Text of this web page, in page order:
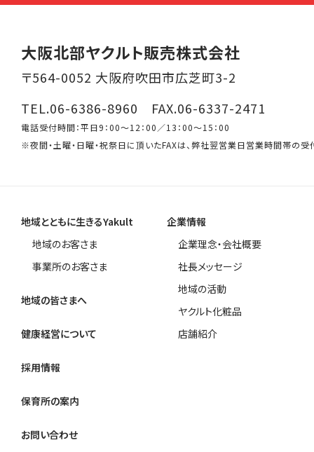
大阪北部ヤクルト販売株式会社
〒564-0052 大阪府吹田市広芝町3-2
TEL.06-6386-8960 FAX.06-6337-2471
電話受付時間：平日9：00～12：00／13：00～15：00
※夜間・土曜・日曜・祝祭日に頂いたFAXは、弊社翌営業日営業時間帯の受
地域とともに生きるYakult
地域のお客さま
事業所のお客さま
地域の皆さまへ
健康経営について
企業情報
企業理念・会社概要
社長メッセージ
地域の活動
ヤクルト化粧品
店舗紹介
採用情報
保育所の案内
お問い合わせ